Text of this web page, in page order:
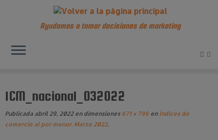
contenido
Ayudamos a tomar decisiones de marketing
ICM_nacional_032022
Publicada abril 29, 2022en dimensiones 671 × 796 enÍndices de
comercio al por menor. Marzo 2022.